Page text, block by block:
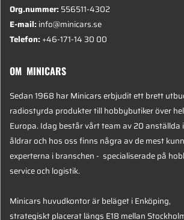
Org.nummer:556511-4302
E-mail:info@minicars.se
Telefon:+46-171-14 30 00
OM MINICARS
Sedan 1968 har Minicars erbjudit ett brett
radiostyrda produkter till hobbybutiker över
Europa. Idag består vårt team av 20 anställda
åldrar och hos oss finns några av de mest
experterna i branschen - specialiserade på
service och logistik.
Minicars huvudkontor är beläget i Enköping,
strategiskt placerat längs E18 mellan